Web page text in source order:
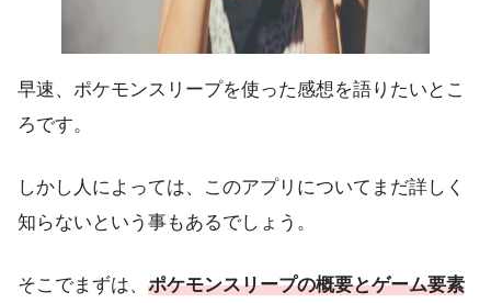
早速、ポケモンスリープを使った感想を語りたいとこ
ろです。
しかし人によっては、このアプリについてまだ詳しく
知らないという事もあるでしょう。
そこでまずは、 ポケモンスリープの概要とゲーム要素